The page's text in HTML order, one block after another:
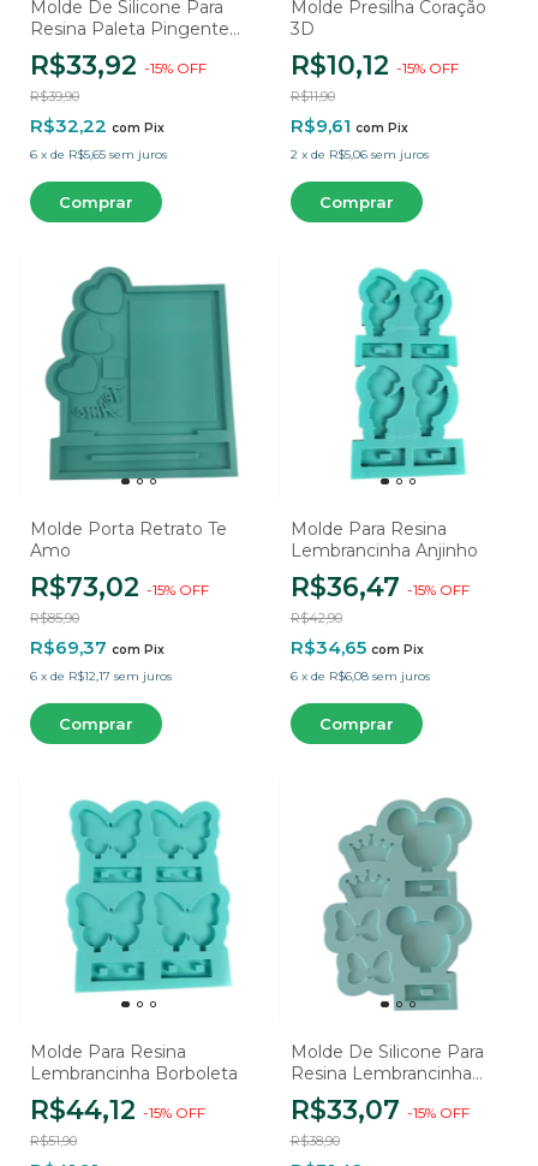
Molde De Silicone Para
Resina Paleta Pingentes
Oval - 6 Cavidades
R$33,92 -15% OFF
R$39,90
R$32,22 com Pix
6 x de R$5,65 sem juros
Molde Presilha Coração
3D
R$10,12 -15% OFF
R$11,90
R$9,61 com Pix
2 x de R$5,06 sem juros
Molde Porta Retrato Te
Amo
R$73,02 -15% OFF
R$85,90
R$69,37 com Pix
6 x de R$12,17 sem juros
Molde Para Resina
Lembrancinha Anjinho
R$36,47 -15% OFF
R$42,90
R$34,65 com Pix
6 x de R$6,08 sem juros
Molde Para Resina
Lembrancinha Borboleta
R$44,12 -15% OFF
R$51,90
Molde De Silicone Para
Resina Lembrancinha
Mickey e Minnie - 8
Cavidades
R$33,07 -15% OFF
R$38,90